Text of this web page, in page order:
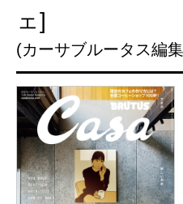
ェ]
(カーサブルータス編